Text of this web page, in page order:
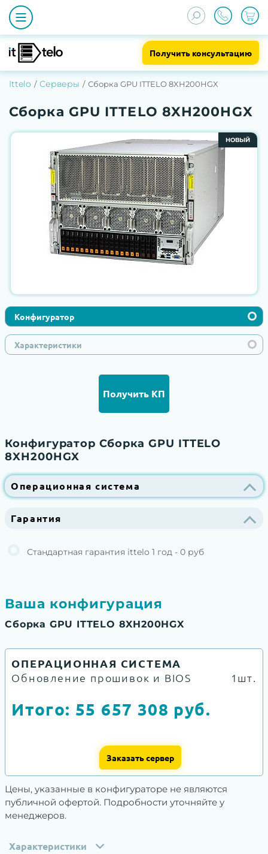
Получить консультацию
Ittelo Серверы Сборка GPU ITTELO 8XH200HGX
Сборка GPU ITTELO 8XH200HGX
НОВЫЙ
Конфигуратор
Характеристики
Получить КП
Конфигуратор Сборка GPU ITTELO
8XH200HGX
Операционная система
Гарантия
Стандартная гарантия ittelo 1 год - 0 руб
Ваша конфигурация
Сборка GPU ITTELO 8XH200HGX
ОПЕРАЦИОННАЯ СИСТЕМА
Обновление прошивок и BIOS
1шт.
Итого: 55 657 308 руб.
Заказать сервер
Цены, указанные в конфигураторе не являются
публичной офертой. Подробности уточняйте у
менеджеров.
Характеристики